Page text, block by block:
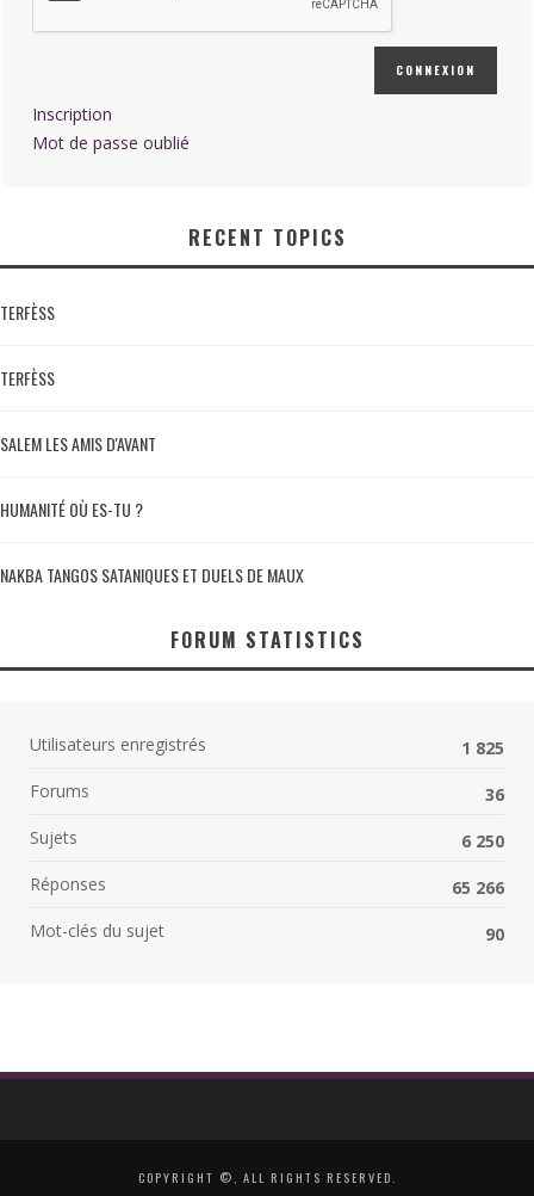
CONNEXION
Inscription
Mot de passe oublié
RECENT TOPICS
TERFÈSS
TERFÈSS
SALEM LES AMIS D'AVANT
HUMANITÉ OÙ ES-TU ?
NAKBA TANGOS SATANIQUES ET DUELS DE MAUX
FORUM STATISTICS
Utilisateurs enregistrés
1 825
Forums
36
Sujets
6 250
Réponses
65 266
Mot-clés du sujet
90
COPYRIGHT ©, ALL RIGHTS RESERVED.